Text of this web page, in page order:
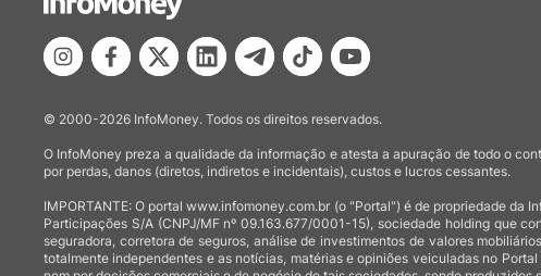
© 2000-2026 InfoMoney. Todos os direitos reservados.
O InfoMoney preza a qualidade da informação e atesta a apuração de todo o
por perdas, danos (diretos, indiretos e incidentais), custos e lucros cessantes.
IMPORTANTE: O portal www.infomoney.com.br (o "Portal") é de propriedade
Participações S/A (CNPJ/MF nº 09.163.677/0001-15), sociedade holding que
seguradora, corretora de seguros, análise de investimentos de valores
totalmente independentes e as notícias, matérias e opiniões veiculadas no